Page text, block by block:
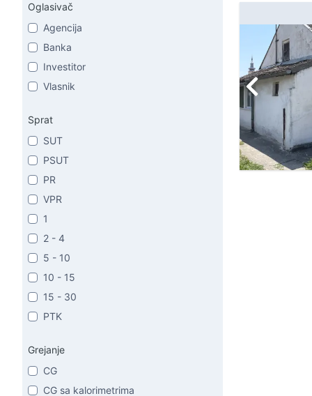
Oglasivač
Agencija
Banka
Investitor
Vlasnik
Sprat
SUT
PSUT
PR
VPR
1
2 - 4
5 - 10
10 - 15
15 - 30
PTK
Grejanje
CG
CG sa kalorimetrima